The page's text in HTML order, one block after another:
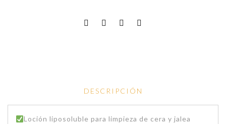
DESCRIPCIÓN
Loción liposoluble para limpieza de cera y jalea